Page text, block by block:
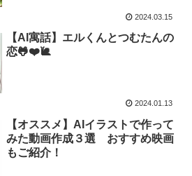
2024.03.15
【AI寓話】エルくんとつむたんの
恋🐸❤️🐌
2024.01.13
【オススメ】AIイラストで作って
みた動画作成３選 おすすめ映画
もご紹介！